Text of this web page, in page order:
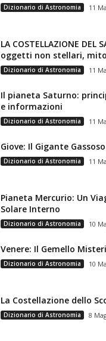
Dizionario di Astronomia 11
LA COSTELLAZIONE DEL
oggetti non stellari,
Dizionario di Astronomia 11
Il pianeta Saturno:
e informazioni
Dizionario di Astronomia 11
Giove: Il Gigante
Dizionario di Astronomia 11
Pianeta Mercurio: Un
Solare Interno
Dizionario di Astronomia 10
Venere: Il Gemello
Dizionario di Astronomia 10
La Costellazione dello
Dizionario di Astronomia 8